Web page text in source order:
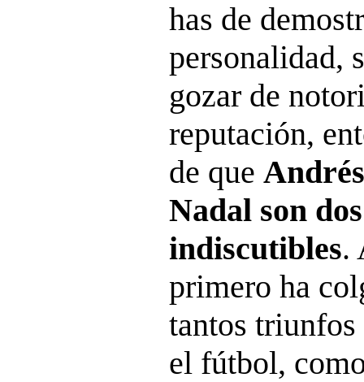
has de
personalidad,
gozar de
reputación,
de que
Nadal son
indiscutibles.
primero ha
tantos triunfos
el fútbol,